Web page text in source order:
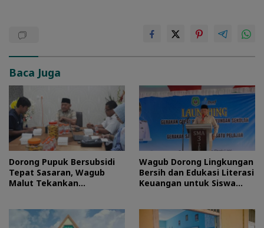
Baca Juga
Dorong Pupuk Bersubsidi
Tepat Sasaran, Wagub
Malut Tekankan
Wagub Dorong Lingkungan
Bersih dan Edukasi Literasi
Keuangan untuk Siswa